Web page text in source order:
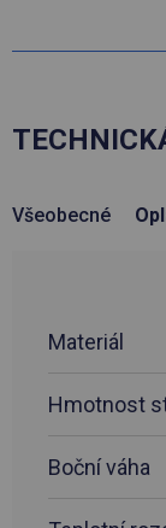
Všeobecné
Materiál
Hmotnost
Boční váha